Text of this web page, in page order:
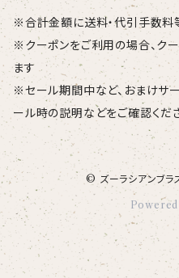
※合計金額に送料・代引手数料
※クーポンをご利用の場合、ク
ます
※セール期間中など、おまけサ
ール時の説明などをご確認くだ
© ズーラシアンブラ